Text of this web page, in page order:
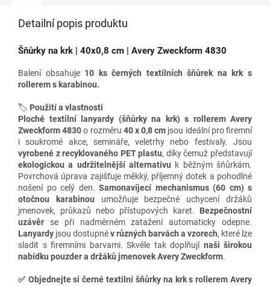
Detailní popis produktu
Šňůrky na krk | 40x0,8 cm | Avery Zweckform 4830
Balení obsahuje 10 ks černých textilních šňůrek na krk s
rollerem s karabinou.
🏷️ Použití a vlastnosti
Ploché textilní lanyardy (šňůrky na krk) s rollerem Avery
Zweckform 4830o rozměru 40 x 0,8 cm jsou ideální pro firemní
i soukromé akce, semináře, veletrhy nebo festivaly. Jsou
vyrobené z recyklovaného PET plastu, díky čemuž představují
ekologickou a udržitelnější alternativu k běžným šňůrkám.
Povrchová úprava zajišťuje měkký, příjemný dotek a pohodlné
nošení po celý den. Samonavíjecí mechanismus (60 cm) s
otočnou karabinou umožňuje bezpečné uchycení držáků
jmenovek, průkazů nebo přístupových karet. Bezpečnostní
uzávěr se při nadměrném zatažení automaticky odepne.
Lanyardy jsou dostupnév různých barvách a vzorech, které lze
sladit s firemními barvami. Skvěle tak doplňují naši širokou
nabídku pouzder a držáků jmenovek Avery Zweckform.
✅ Objednejte si černé textilní šňůrky na krk s rollerem Avery